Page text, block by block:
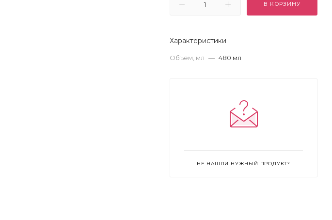
В КОРЗИНУ
Характеристики
Объем, мл — 480 мл
НЕ НАШЛИ НУЖНЫЙ ПРОДУКТ?